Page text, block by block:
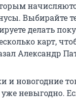
Выбирайте
делать
карт,
Александр
и новогодние
невыгодно.